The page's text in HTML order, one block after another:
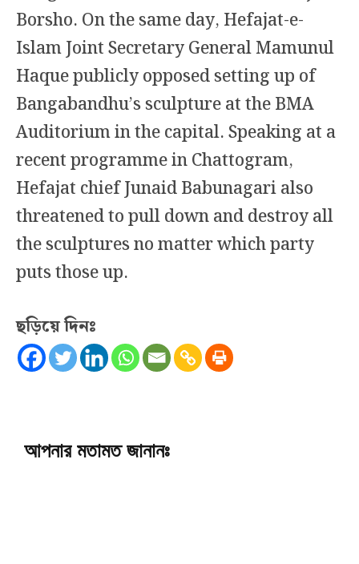
Borsho. On the same day, Hefajat-e-
Islam Joint Secretary General Mamunul
Haque publicly opposed setting up of
Bangabandhu’s sculpture at the BMA
Auditorium in the capital. Speaking at a
recent programme in Chattogram,
Hefajat chief Junaid Babunagari also
threatened to pull down and destroy all
the sculptures no matter which party
puts those up.
ছড়িয়ে দিনঃ
আপনার মতামত জানানঃ